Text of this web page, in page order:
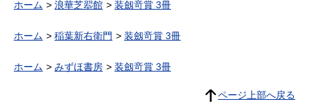
ホーム 浪華芝翆館 装劔竒賞 3冊
ホーム 稲葉新右衛門 装劔竒賞 3冊
ホーム みずほ書房 装劔竒賞 3冊
ページ上部へ戻る